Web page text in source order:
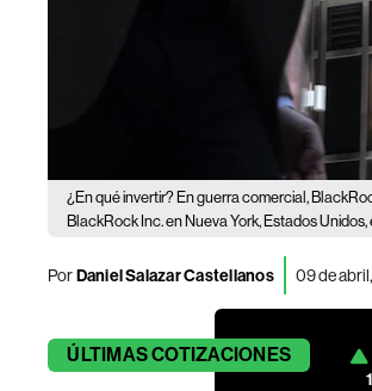
¿En qué invertir? En guerra comercial,
BlackRock Inc. en Nueva York, Estados Unidos,
PorDaniel Salazar Castellanos 09 de
ÚLTIMASCOTIZACIONES